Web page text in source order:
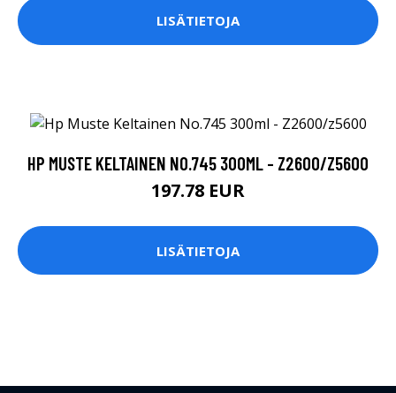
LISÄTIETOJA
HP MUSTE KELTAINEN NO.745 300ML - Z2600/Z5600
197.78 EUR
LISÄTIETOJA